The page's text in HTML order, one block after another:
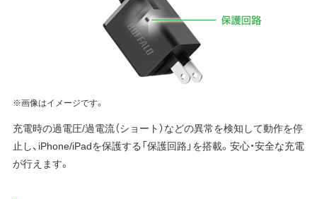
※画像はイメージです。
充電時の過電圧/過電流（ショート）などの異常を検知して動作を停
止し、iPhone/iPadを保護する「保護回路」を搭載。安心・安全な充電
が行えます。